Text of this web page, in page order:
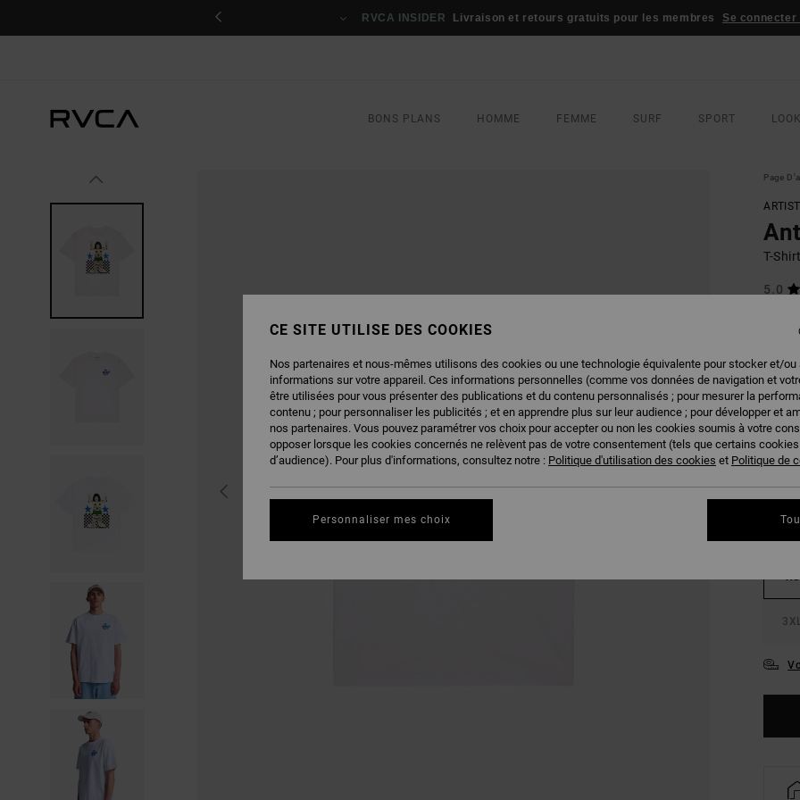
RVCA INSIDER Livraison et retours gratuits pour les membres Se
BONS PLANS HOMME FEMME SURF SPORT
Page
T-
5.0
45,00
BONS
XS
CE SITE UTILISE DES COOKIES
Nos partenaires et nous-mêmes utilisons des cookies ou une technologie équivalente pour stocker et/ou
informations sur votre appareil. Ces informations personnelles (comme vos données de navigation et
être utilisées pour vous présenter des publications et du contenu personnalisés ; pour mesurer la
contenu ; pour personnaliser les publicités ; et en apprendre plus sur leur audience ; pour développer et
nos partenaires. Vous pouvez paramétrer vos choix pour accepter ou non les cookies soumis à votre
opposer lorsque les cookies concernés ne relèvent pas de votre consentement (tels que certains
d’audience). Pour plus d'informations, consultez notre : Politique d'utilisation des cookies et Politique de
Personnaliser mes choix